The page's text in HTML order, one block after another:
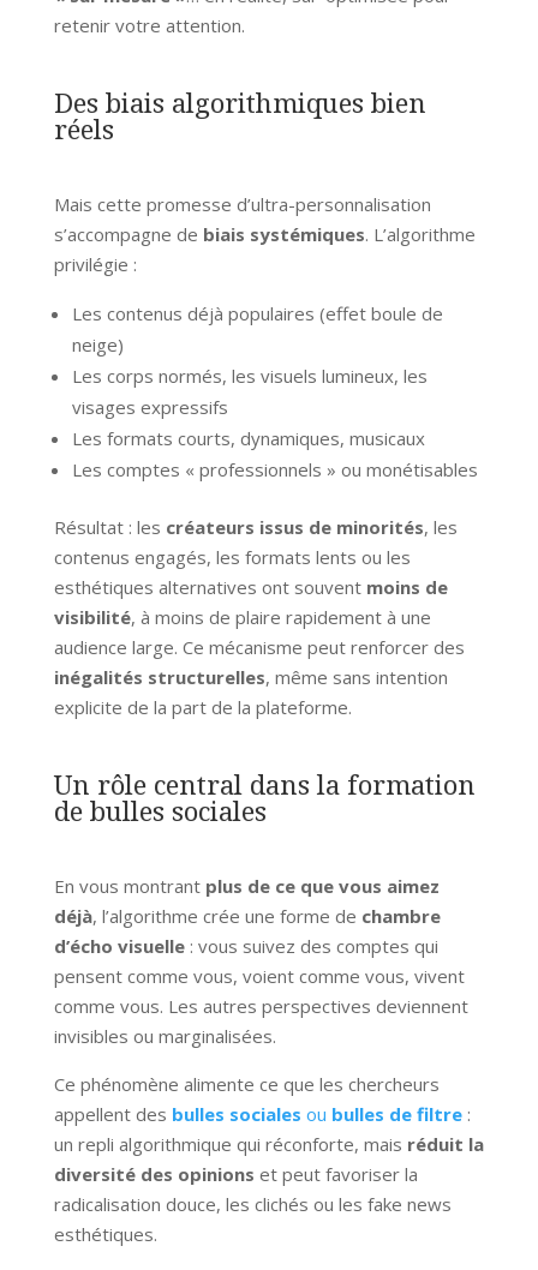
retenir votre attention.
Des biais algorithmiques bien
réels
Mais cette promesse d’ultra-personnalisation
s’accompagne de biais systémiques. L’algorithme
privilégie :
Les contenus déjà populaires (effet boule de
neige)
Les corps normés, les visuels lumineux, les
visages expressifs
Les formats courts, dynamiques, musicaux
Les comptes « professionnels » ou monétisables
Résultat : les créateurs issus de minorités, les
contenus engagés, les formats lents ou les
esthétiques alternatives ont souvent moins de
visibilité, à moins de plaire rapidement à une
audience large. Ce mécanisme peut renforcer des
inégalités structurelles, même sans intention
explicite de la part de la plateforme.
Un rôle central dans la formation
de bulles sociales
En vous montrant plus de ce que vous aimez
déjà, l’algorithme crée une forme de chambre
d’écho visuelle: vous suivez des comptes qui
pensent comme vous, voient comme vous, vivent
comme vous. Les autres perspectives deviennent
invisibles ou marginalisées.
Ce phénomène alimente ce que les chercheurs
appellent des bulles sociales ou bulles de filtre:
un repli algorithmique qui réconforte, mais réduit la
diversité des opinions et peut favoriser la
radicalisation douce, les clichés ou les fake news
esthétiques.